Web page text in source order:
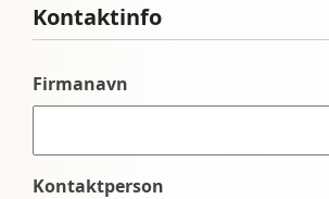
Kontaktinfo
Firmanavn
Kontaktperson